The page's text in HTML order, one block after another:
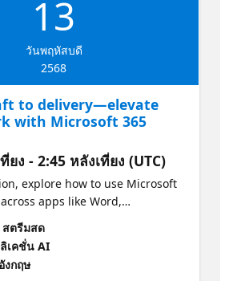
13
วันพฤหัสบดี
2568
to delivery—elevate
with Microsoft 365
ยง - 2:45 หลังเที่ยง (UTC)
explore how to use Microsoft
apps like Word,
Excel, Teams, and Outlook to
workflow from first draft to
Learn common prompt
introduced to Copilot Chat, and
สตรีมสด
เคชั่น AI
งกฤษ